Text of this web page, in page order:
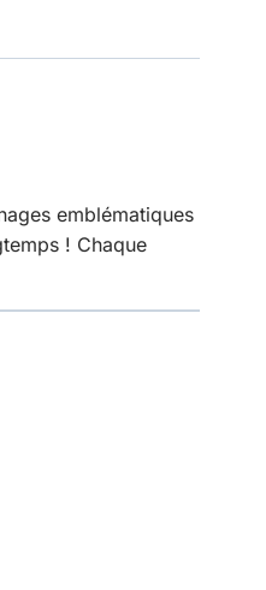
emblématiques
! Chaque